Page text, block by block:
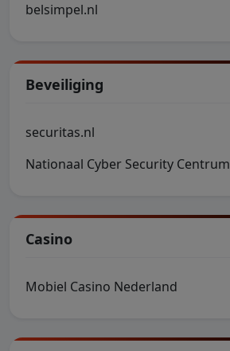
belsimpel.nl
Beveiliging
securitas.nl
Nationaal Cyber Security Centrum
Casino
Mobiel Casino Nederland